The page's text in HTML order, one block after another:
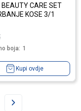
BEAUTY CARE SET
KOSE 3/1
boja: 1
Kupi ovdje